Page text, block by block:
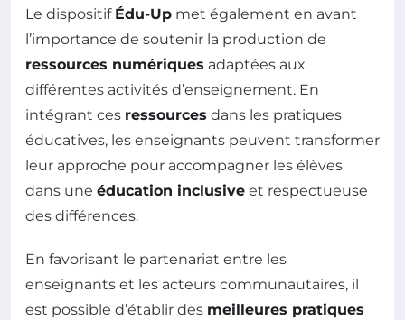
Le dispositif Édu-Up met également en avant
l’importance de soutenir la production de
ressources numériques adaptées aux
différentes activités d’enseignement. En
intégrant ces ressources dans les pratiques
éducatives, les enseignants peuvent transformer
leur approche pour accompagner les élèves
dans une éducation inclusive et respectueuse
des différences.
En favorisant le partenariat entre les
enseignants et les acteurs communautaires, il
est possible d’établir des meilleures pratiques